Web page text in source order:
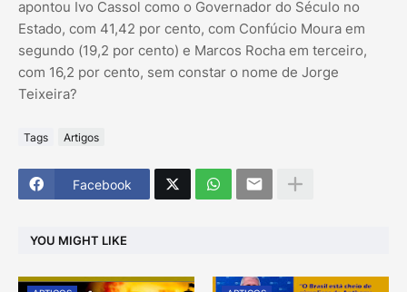
apontou Ivo Cassol como o Governador do Século no
Estado, com 41,42 por cento, com Confúcio Moura em
segundo (19,2 por cento) e Marcos Rocha em terceiro,
com 16,2 por cento, sem constar o nome de Jorge
Teixeira?
Tags Artigos
Facebook
YOU MIGHT LIKE